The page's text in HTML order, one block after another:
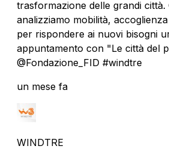
trasformazione delle grandi città.
analizziamo mobilità,
per rispondere ai nuovi bisogni
appuntamento con "Le città del
@Fondazione_FID #windtre
un mese fa
WINDTRE